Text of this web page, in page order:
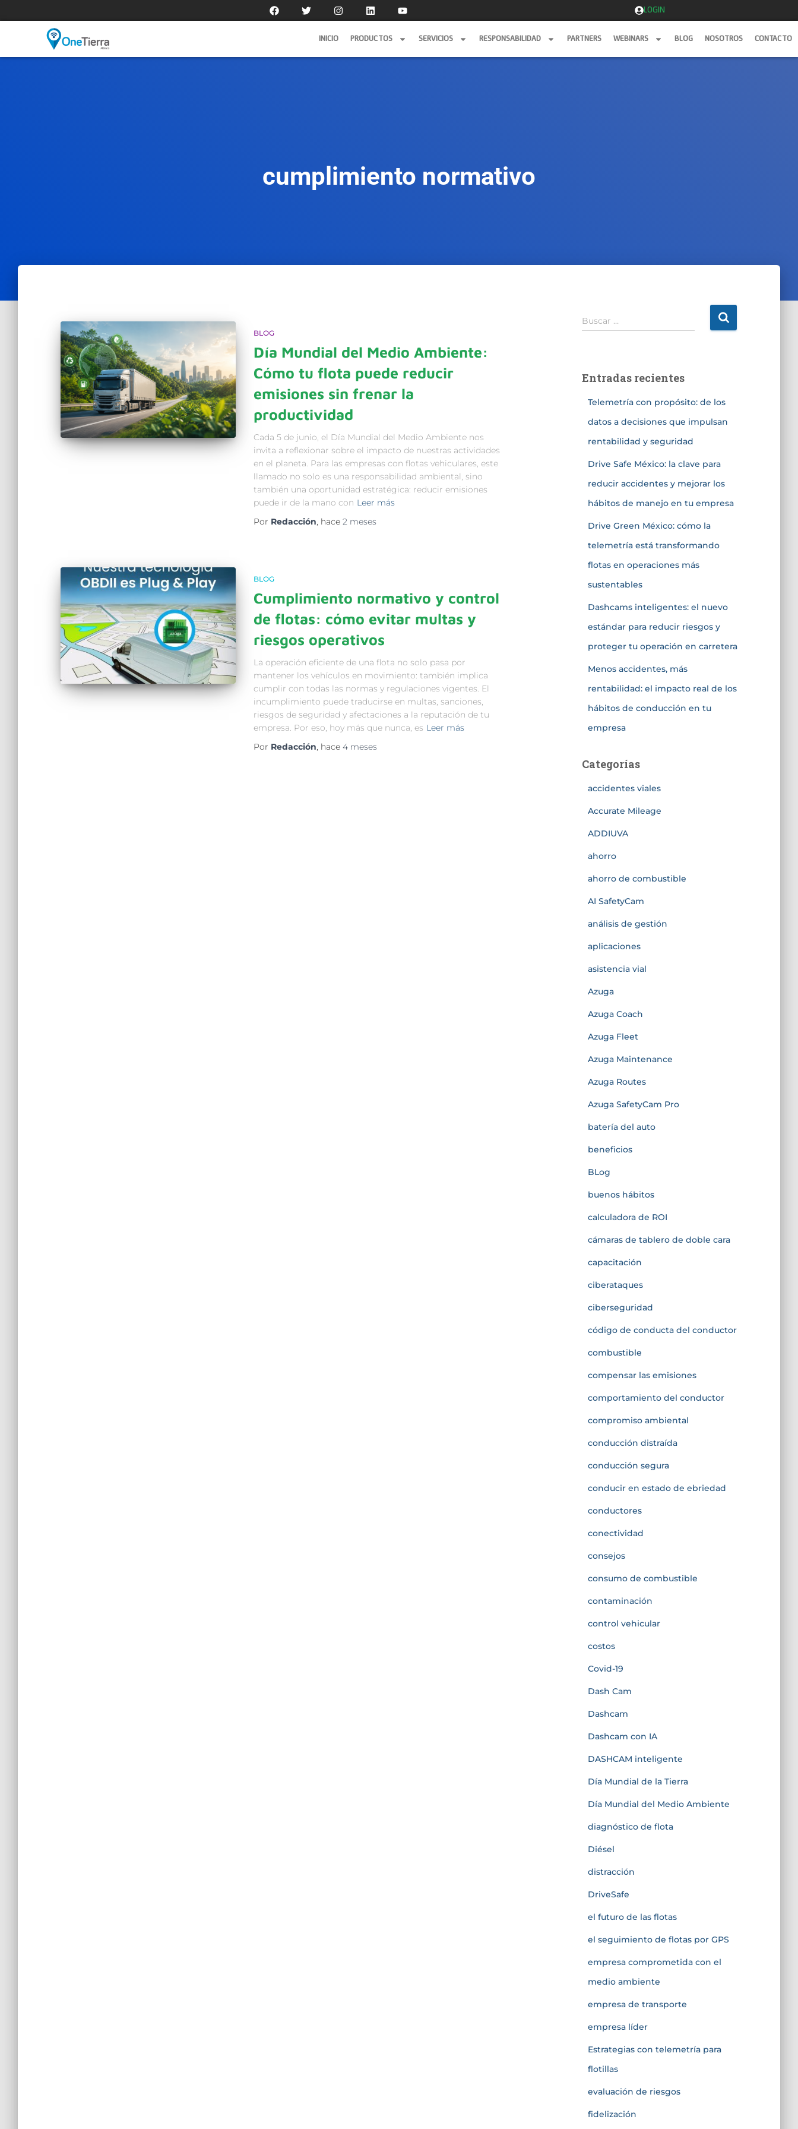
LOGIN
INICIO PRODUCTOS SERVICIOS RESPONSABILIDAD PARTNERS WEBINARS BLOG NOSOTROS CONTACTO
cumplimiento normativo
BLOG
Día Mundial del Medio Ambiente:
Cómo tu flota puede reducir
emisiones sin frenar la
productividad
Cada 5 de junio, el Día Mundial del Medio Ambiente nos
invita a reflexionar sobre el impacto de nuestras actividades
en el planeta. Para las empresas con flotas vehiculares, este
llamado no solo es una responsabilidad ambiental, sino
también una oportunidad estratégica: reducir emisiones
puede ir de la mano con Leer más
Por Redacción, hace 2 meses
BLOG
Cumplimiento normativo y control
de flotas: cómo evitar multas y
riesgos operativos
La operación eficiente de una flota no solo pasa por
mantener los vehículos en movimiento: también implica
cumplir con todas las normas y regulaciones vigentes. El
incumplimiento puede traducirse en multas, sanciones,
riesgos de seguridad y afectaciones a la reputación de tu
empresa. Por eso, hoy más que nunca, es Leer más
Por Redacción, hace 4 meses
Buscar …
Entradas recientes
Telemetría con propósito: de los
datos a decisiones que impulsan
rentabilidad y seguridad
Drive Safe México: la clave para
reducir accidentes y mejorar los
hábitos de manejo en tu empresa
Drive Green México: cómo la
telemetría está transformando
flotas en operaciones más
sustentables
Dashcams inteligentes: el nuevo
estándar para reducir riesgos y
proteger tu operación en carretera
Menos accidentes, más
rentabilidad: el impacto real de los
hábitos de conducción en tu
empresa
Categorías
accidentes viales
Accurate Mileage
ADDIUVA
ahorro
ahorro de combustible
AI SafetyCam
análisis de gestión
aplicaciones
asistencia vial
Azuga
Azuga Coach
Azuga Fleet
Azuga Maintenance
Azuga Routes
Azuga SafetyCam Pro
batería del auto
beneficios
BLog
buenos hábitos
calculadora de ROI
cámaras de tablero de doble cara
capacitación
ciberataques
ciberseguridad
código de conducta del conductor
combustible
compensar las emisiones
comportamiento del conductor
compromiso ambiental
conducción distraída
conducción segura
conducir en estado de ebriedad
conductores
conectividad
consejos
consumo de combustible
contaminación
control vehicular
costos
Covid-19
Dash Cam
Dashcam
Dashcam con IA
DASHCAM inteligente
Día Mundial de la Tierra
Día Mundial del Medio Ambiente
diagnóstico de flota
Diésel
distracción
DriveSafe
el futuro de las flotas
el seguimiento de flotas por GPS
empresa comprometida con el
medio ambiente
empresa de transporte
empresa líder
Estrategias con telemetría para
flotillas
evaluación de riesgos
fidelización